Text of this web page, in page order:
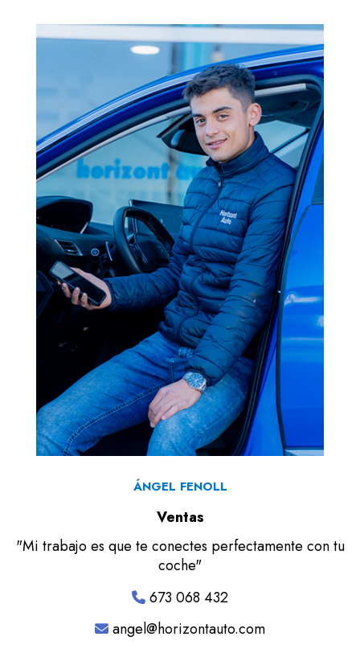
ÁNGEL FENOLL
Ventas
"Mi trabajo es que te conectes perfectamente con tu
coche"
673 068 432
angel@horizontauto.com